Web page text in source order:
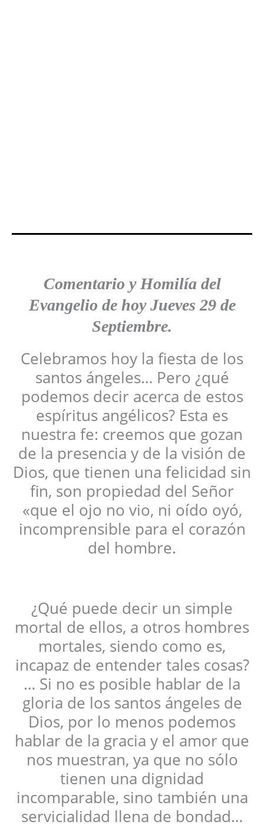
Comentario y Homilía del
Evangelio de hoy Jueves 29 de
Septiembre.
Celebramos hoy la fiesta de los
santos ángeles… Pero ¿qué
podemos decir acerca de estos
espíritus angélicos? Esta es
nuestra fe: creemos que gozan
de la presencia y de la visión de
Dios, que tienen una felicidad sin
fin, son propiedad del Señor
«que el ojo no vio, ni oído oyó,
incomprensible para el corazón
del hombre.
¿Qué puede decir un simple
mortal de ellos, a otros hombres
mortales, siendo como es,
incapaz de entender tales cosas?
… Si no es posible hablar de la
gloria de los santos ángeles de
Dios, por lo menos podemos
hablar de la gracia y el amor que
nos muestran, ya que no sólo
tienen una dignidad
incomparable, sino también una
servicialidad llena de bondad…